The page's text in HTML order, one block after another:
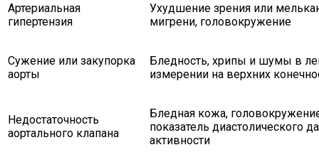
Артериальная
гипертензия
Ухудшение зрения или
мигрени, головокружение
Сужение или закупорка
аорты
Бледность, хрипы и шумы в
измерении на верхних
Недостаточность
аортального клапана
Бледная кожа,
показатель диастолического
активности